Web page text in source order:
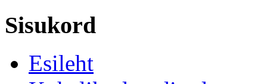
Sisukord
Esileht